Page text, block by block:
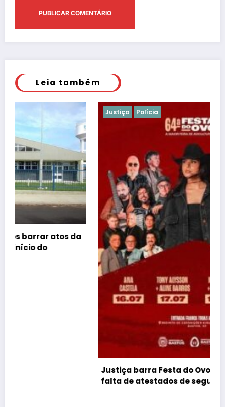
Leia também
Justiça barra Festa do Ovo em Bastos por
falta de atestados de segurança